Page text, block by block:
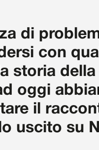
di
con
storia
oggi
il
uscito su